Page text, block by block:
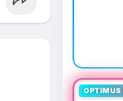
OPTIMUS